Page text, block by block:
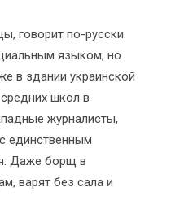
говорит по-русски.
языком, но
в здании украинской
школ в
журналисты,
единственным
Даже борщ в
варят без сала и